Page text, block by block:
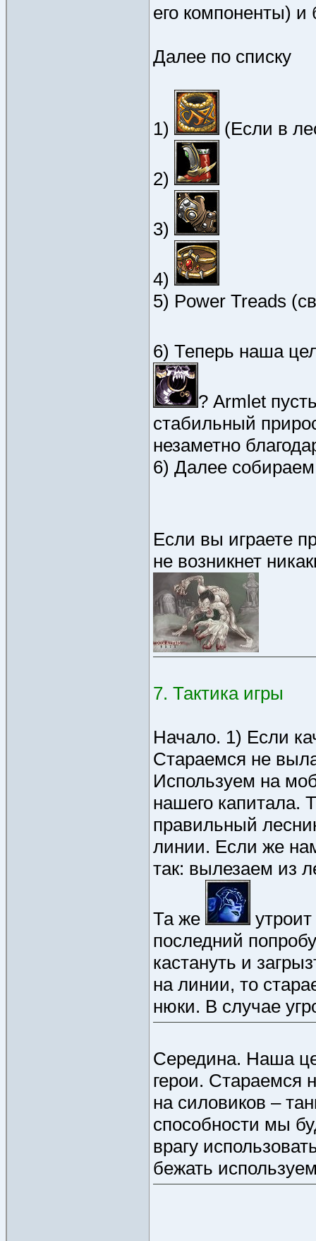
его компоненты)
Далее по списку
1) (Если в
2)
3)
4)
5) Power Treads
6) Теперь наша
? Armlet
стабильный
незаметно
6) Далее
Если вы играете
не возникнет
7. Тактика игры
Начало. 1) Если
Стараемся не
Используем на
нашего капитала.
правильный
линии. Если же
так: вылезаем из
Та же
последний
кастануть и
на линии, то
нюки. В случае
Середина. Наша
герои. Стараемся
на силовиков –
способности мы
врагу
бежать